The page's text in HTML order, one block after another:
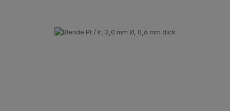
Bildergalerie überspringen